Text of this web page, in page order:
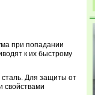
при попадании
к их быстрому
Для защиты от
свойствами